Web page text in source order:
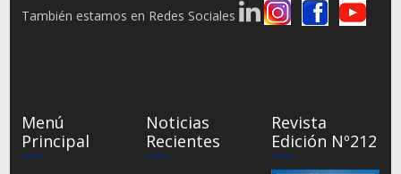
También estamos en Redes Sociales
Menú
Principal
Noticias
Recientes
Revista
Edición Nº212